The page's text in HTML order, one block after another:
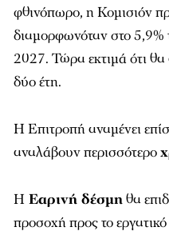
φθινόπωρο, η Κομισιόν
διαμορφωνόταν στο 5,9%
2027. Τώρα εκτιμά ότι θα
δύο έτη.
Η Επιτροπή αναμένει
αναλάβουν περισσότερο
Η Εαρινή δέσμηθα
προσοχή προς το